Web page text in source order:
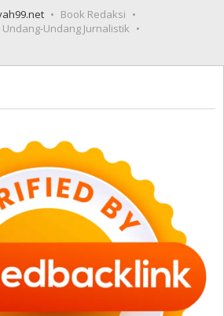
Book Redaksi
Undang-Undang Jurnalistik